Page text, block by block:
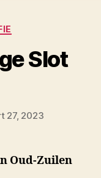
Slot
27, 2023
Oud-Zuilen